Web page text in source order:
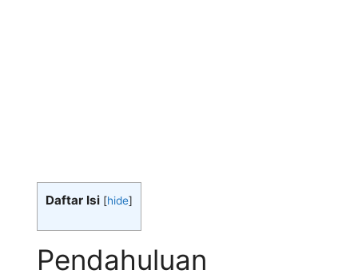
Daftar Isi [hide]
Pendahuluan